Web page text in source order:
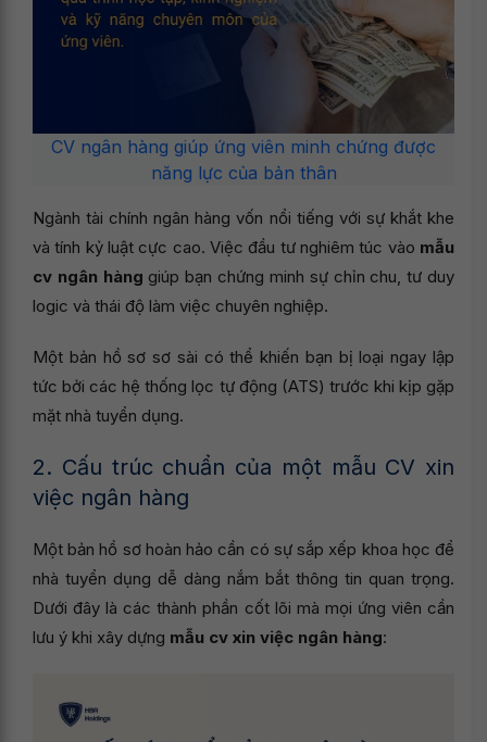
CV ngân hàng giúp ứng viên minh chứng được
năng lực của bản thân
Ngành tài chính ngân hàng vốn nổi tiếng với sự khắt khe
và tính kỷ luật cực cao. Việc đầu tư nghiêm túc vào mẫu
cv ngân hàng giúp bạn chứng minh sự chỉn chu, tư duy
logic và thái độ làm việc chuyên nghiệp.
Một bản hồ sơ sơ sài có thể khiến bạn bị loại ngay lập
tức bởi các hệ thống lọc tự động (ATS) trước khi kịp gặp
mặt nhà tuyển dụng.
2. Cấu trúc chuẩn của một mẫu CV xin
việc ngân hàng
Một bản hồ sơ hoàn hảo cần có sự sắp xếp khoa học để
nhà tuyển dụng dễ dàng nắm bắt thông tin quan trọng.
Dưới đây là các thành phần cốt lõi mà mọi ứng viên cần
lưu ý khi xây dựng mẫu cv xin việc ngân hàng: